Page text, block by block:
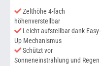
Zelthöhe 4-fach
höhenverstellbar
Leicht aufstellbar dank Easy-
Up Mechanismus
Schützt vor
Sonneneinstrahlung und Regen